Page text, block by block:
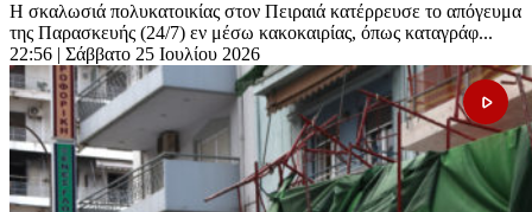
Η σκαλωσιά πολυκατοικίας στον Πειραιά κατέρρευσε το απόγευμα
της Παρασκευής (24/7) εν μέσω κακοκαιρίας, όπως καταγράφ...
22:56 | Σάββατο 25 Ιουλίου 2026